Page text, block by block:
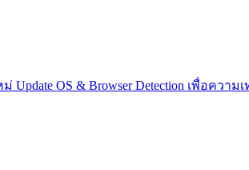
OS & Browser Detection เพื่อความเ